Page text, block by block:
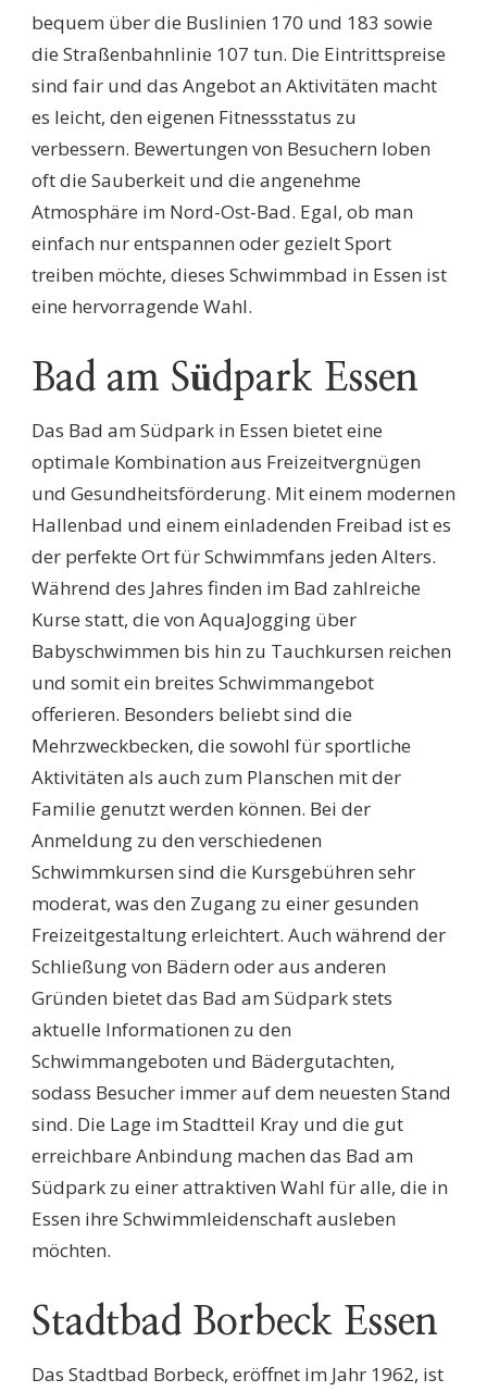
bequem über die Buslinien 170 und 183 sowie
die Straßenbahnlinie 107 tun. Die Eintrittspreise
sind fair und das Angebot an Aktivitäten macht
es leicht, den eigenen Fitnessstatus zu
verbessern. Bewertungen von Besuchern loben
oft die Sauberkeit und die angenehme
Atmosphäre im Nord-Ost-Bad. Egal, ob man
einfach nur entspannen oder gezielt Sport
treiben möchte, dieses Schwimmbad in Essen ist
eine hervorragende Wahl.
Bad am Südpark Essen
Das Bad am Südpark in Essen bietet eine
optimale Kombination aus Freizeitvergnügen
und Gesundheitsförderung. Mit einem modernen
Hallenbad und einem einladenden Freibad ist es
der perfekte Ort für Schwimmfans jeden Alters.
Während des Jahres finden im Bad zahlreiche
Kurse statt, die von AquaJogging über
Babyschwimmen bis hin zu Tauchkursen reichen
und somit ein breites Schwimmangebot
offerieren. Besonders beliebt sind die
Mehrzweckbecken, die sowohl für sportliche
Aktivitäten als auch zum Planschen mit der
Familie genutzt werden können. Bei der
Anmeldung zu den verschiedenen
Schwimmkursen sind die Kursgebühren sehr
moderat, was den Zugang zu einer gesunden
Freizeitgestaltung erleichtert. Auch während der
Schließung von Bädern oder aus anderen
Gründen bietet das Bad am Südpark stets
aktuelle Informationen zu den
Schwimmangeboten und Bädergutachten,
sodass Besucher immer auf dem neuesten Stand
sind. Die Lage im Stadtteil Kray und die gut
erreichbare Anbindung machen das Bad am
Südpark zu einer attraktiven Wahl für alle, die in
Essen ihre Schwimmleidenschaft ausleben
möchten.
Stadtbad Borbeck Essen
Das Stadtbad Borbeck, eröffnet im Jahr 1962, ist